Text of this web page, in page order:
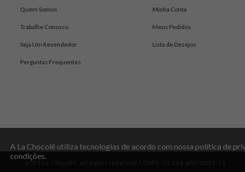
Quem Somos
Trabalhe Conosco
Seja Um Revendedor
Perguntas Frequentes
Minha Conta
Meus Pedidos
Lista de Desejos
2025 La Chocolê. All rights reserved | CNPJ: 01.136.683/0001-71
A La Chocolê utiliza tecnologias de acordo com nossa política de
condições.